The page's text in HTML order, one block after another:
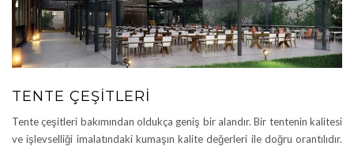
TENTE ÇEŞITLERI
Tente çeşitleri bakımından oldukça geniş bir alandır. Bir tentenin kalitesi
ve işlevselliği imalatındaki kumaşın kalite değerleri ile doğru orantılıdır.